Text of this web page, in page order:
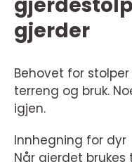
gjerder
Behovet for
terreng og bruk.
igjen.
Innhegning for dyr
Når gjerdet brukes